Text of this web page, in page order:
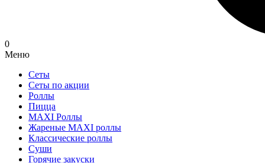
0
Меню
Сеты
Сеты по акции
Роллы
Пицца
MAXI Роллы
Жареные MAXI роллы
Классические роллы
Суши
Горячие закуски